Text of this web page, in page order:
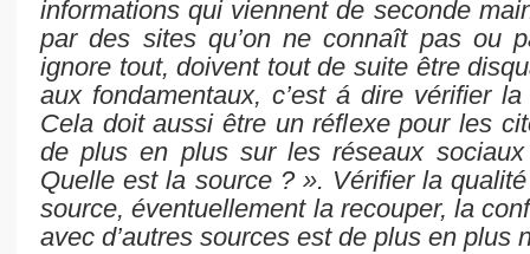
informations qui viennent de seconde
par des sites qu’on ne connaît pas ou
ignore tout, doivent tout de suite être
aux fondamentaux, c’est á dire vérifier la
Cela doit aussi être un réflexe pour les
de plus en plus sur les réseaux
Quelle est la source ? ». Vérifier la
source, éventuellement la recouper, la
avec d’autres sources est de plus en plus